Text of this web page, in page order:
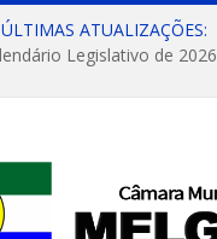
ÚLTIMAS ATUALIZAÇÕES:
Legislativo de 2026